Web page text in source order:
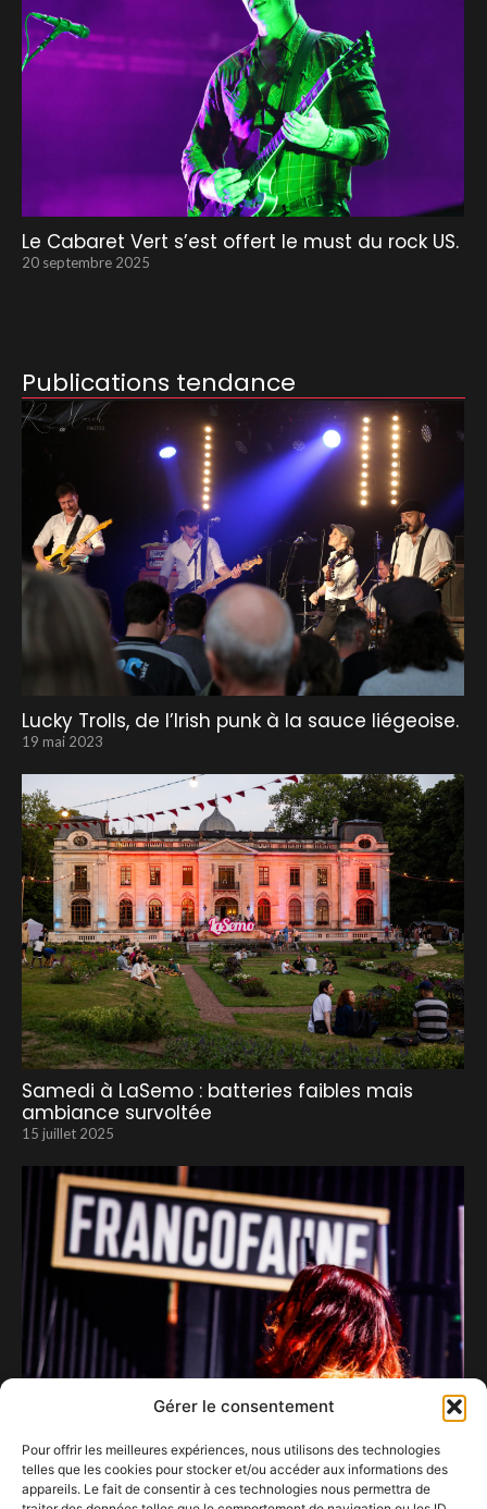
Gérer le consentement
Pour offrir les meilleures expériences, nous utilisons des technologies
telles que les cookies pour stocker et/ou accéder aux informations des
appareils. Le fait de consentir à ces technologies nous permettra de
Le Cabaret Vert s’est offert le must du rock US.
20 septembre 2025
Publications tendance
Lucky Trolls, de l’Irish punk à la sauce liégeoise.
19 mai 2023
Samedi à LaSemo : batteries faibles mais
ambiance survoltée
15 juillet 2025
La 11ème édition du festival Francofaune …